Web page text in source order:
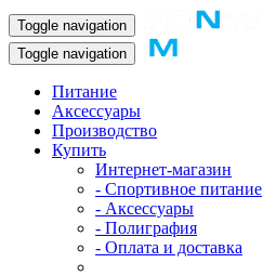
Toggle navigation
Toggle navigation
Питание
Аксессуары
Производство
Купить
Интернет-магазин
- Спортивное питание
- Аксессуары
- Полиграфия
- Оплата и доставка